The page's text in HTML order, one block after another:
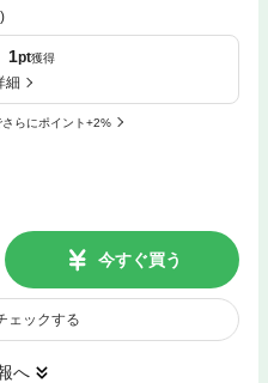
1pt獲得
細
らにポイント+2%
今すぐ買う
ェックする
へ